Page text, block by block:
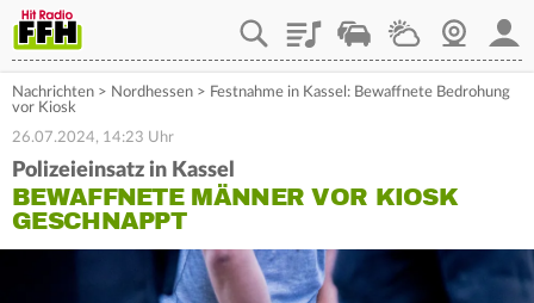
PlaylistStaupilotWetterWebcam
Nachrichten > Nordhessen > Festnahme in Kassel: Bewaffnete Bedrohung
vor Kiosk
26.07.2024, 14:23 Uhr
Polizeieinsatz in Kassel
BEWAFFNETE MÄNNER VOR KIOSK
GESCHNAPPT